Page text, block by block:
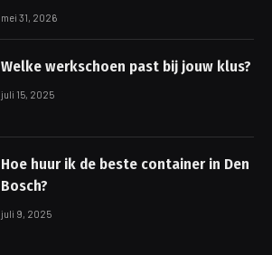
mei 31, 2026
Welke werkschoen past bij jouw klus?
juli 15, 2025
Hoe huur ik de beste container in Den
Bosch?
juli 9, 2025